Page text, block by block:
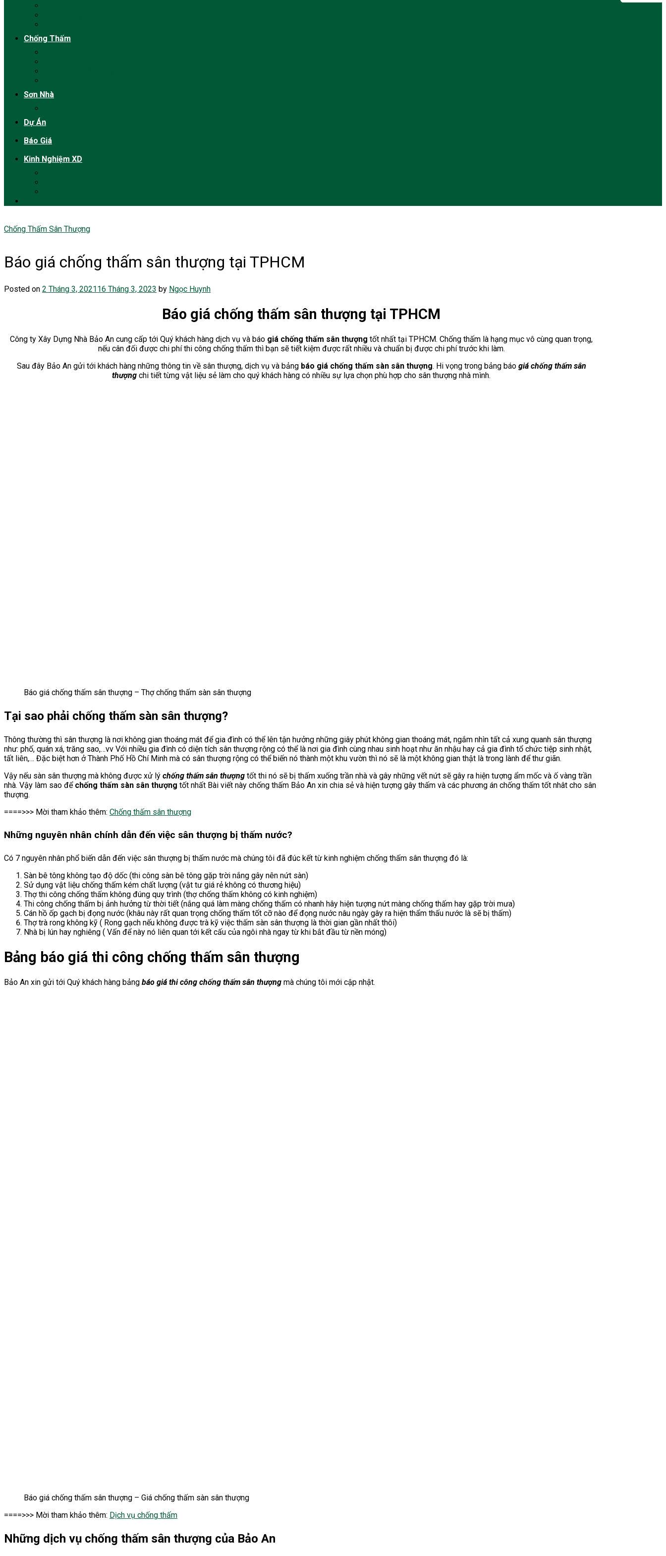
Chống Thấm
Sơn Nhà
Dự Án
Báo Giá
Kinh Nghiệm XD
Chống Thấm Sân Thượng
Báo giá chống thấm sân thượng tại TPHCM
Posted on 2 Tháng 3, 202116 Tháng 3, 2023 by Ngọc Huynh
Báo giá chống thấm sân thượng tại TPHCM
Công ty Xây Dựng Nhà Bảo An cung cấp tới Quý khách hàng dịch vụ và báo giá chống thấm sân thượng tốt nhất tại TPHCM. Chống thấm là hạng mục vô cùng quan trọng,
nếu cân đối được chi phí thi công chống thấm thì bạn sẽ tiết kiệm được rất nhiều và chuẩn bị được chi phí trước khi làm.
Sau đây Bảo An gửi tới khách hàng những thông tin về sân thượng, dịch vụ và bảngbáo giá chống thấm sàn sân thượng. Hi vọng trong bảng báo giá chống thấm sân
thượng chi tiết từng vật liệu sẻ làm cho quý khách hàng có nhiều sự lựa chọn phù hợp cho sân thượng nhà mình.
Báo giá chống thấm sân thượng – Thợ chống thấm sàn sân thượng
Tại sao phải chống thấm sàn sân thượng?
Thông thường thì sân thượng là nơi không gian thoáng mát để gia đình có thể lên tận hưởng những giây phút không gian thoáng mát, ngắm nhìn tất cả xung quanh sân thượng
như: phố, quán xá, trăng sao,…vv Với nhiều gia đình có diện tích sân thượng rộng có thể là nơi gia đình cùng nhau sinh hoạt như ăn nhậu hay cả gia đình tổ chức tiệp sinh nhật,
tất liên,… Đặc biệt hơn ở Thành Phố Hồ Chí Minh mà có sân thượng rộng có thể biến nó thành một khu vườn thì nó sẽ là một không gian thật là trong lành để thư giãn.
Vậy nếu sàn sân thượng mà không được xử lý chống thấm sân thượng tốt thi nó sẽ bị thấm xuống trần nhà và gây những vết nứt sẽ gây ra hiện tượng ẩm mốc và ố vàng trần
nhà. Vậy làm sao để chống thấm sàn sân thượng tốt nhất Bài viết này chống thấm Bảo An xin chia sẻ và hiện tượng gây thấm và các phương án chống thấm tốt nhât cho sân
thượng.
====>>> Mời tham khảo thêm: Chống thấm sân thượng
Những nguyên nhân chính dẫn đến việc sân thượng bị thấm nước?
Có 7 nguyên nhân phổ biến dẫn đến việc sân thượng bị thấm nước mà chúng tôi đã đúc kết từ kinh nghiệm chống thấm sân thượng đó là:
Sàn bê tông không tạo độ dốc (thi công sàn bê tông gặp trời nắng gây nên nứt sàn)
Sử dụng vật liệu chống thấm kém chất lượng (vật tư giá rẻ không có thương hiệu)
Thợ thi công chống thấm không đúng quy trình (thợ chống thấm không có kinh nghiệm)
Thi công chống thấm bị ảnh hưởng từ thời tiết (nắng quá làm màng chống thấm có nhanh hây hiện tượng nứt màng chống thấm hay gặp trời mưa)
Cán hồ ốp gạch bị đọng nước (khâu này rất quan trọng chống thấm tốt cỡ nào để đọng nước nâu ngày gây ra hiện thẩm thấu nước là sẽ bị thấm)
Thợ trà rong không kỹ ( Rong gạch nếu không được trà kỹ việc thấm sàn sân thượng là thời gian gần nhất thôi)
Nhà bị lún hay nghiêng ( Vấn để này nó liên quan tới kết cấu của ngôi nhà ngay từ khi bắt đầu từ nền móng)
Bảng báo giá thi công chống thấm sân thượng
Bảo An xin gửi tới Quý khách hàng bảng báo giá thi công chống thấm sân thượng mà chúng tôi mới cập nhật.
Báo giá chống thấm sân thượng – Giá chống thấm sàn sân thượng
====>>> Mời tham khảo thêm: Dịch vụ chống thấm
Những dịch vụ chống thấm sân thượng của Bảo An